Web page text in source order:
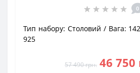
0
Тип набору: Столовий Вага:
925
57 490 грн. 46 750